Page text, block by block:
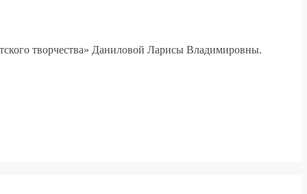
творчества» Даниловой Ларисы Владимировны.